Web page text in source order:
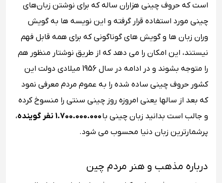
است که حروف چینی هزاران ساله که برای نوشتن زبان‌های
چینی مورد استفاده قرار گرفته و این نویسه‌ ها به گویش
‌وران زبان‌ ها و گویش ‌های گوناگونی که برای همه قابل فهم
نیستند، این امکان را می دهد که از طریق نوشتار منظور هم
را متوجه بشوند و در ادامه در سال 1956 میلادی دولت این
کشور حروف چینی ساده ‌شده را به عموم مردم معرفی نمود
که بعد از سالها یعنی امروزه روز چینی سنتی را منسوخ کرده‌
و جالب است بدانید زبان چینی با
،
پرشمارترین زبان دنیا محسوب می شود.
درباره مذهب و هنر مردم چین